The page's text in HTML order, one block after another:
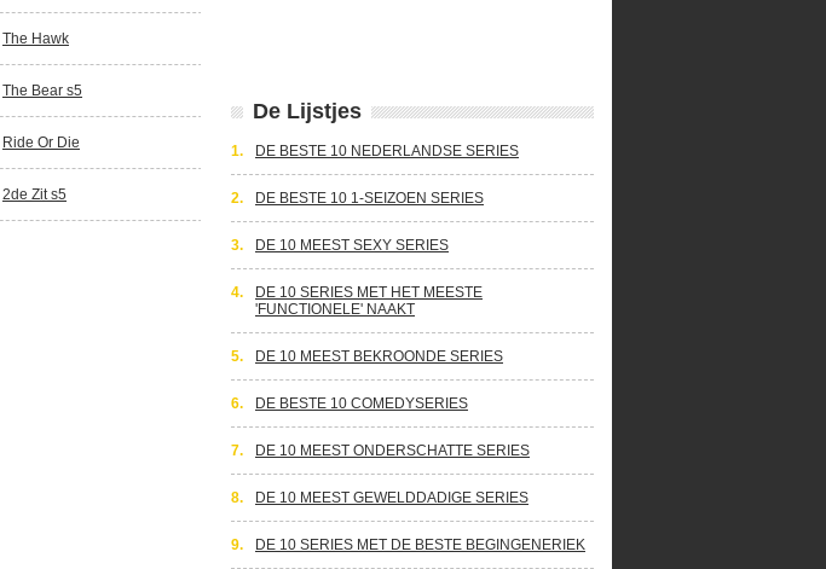
The Hawk
The Bear s5
Ride Or Die
2de Zit s5
De Lijstjes
1. DE BESTE 10 NEDERLANDSE SERIES
2. DE BESTE 10 1-SEIZOEN SERIES
3. DE 10 MEEST SEXY SERIES
4.
DE 10 SERIES MET HET MEESTE
'FUNCTIONELE' NAAKT
5. DE 10 MEEST BEKROONDE SERIES
6. DE BESTE 10 COMEDYSERIES
7. DE 10 MEEST ONDERSCHATTE SERIES
8. DE 10 MEEST GEWELDDADIGE SERIES
9. DE 10 SERIES MET DE BESTE BEGINGENERIEK